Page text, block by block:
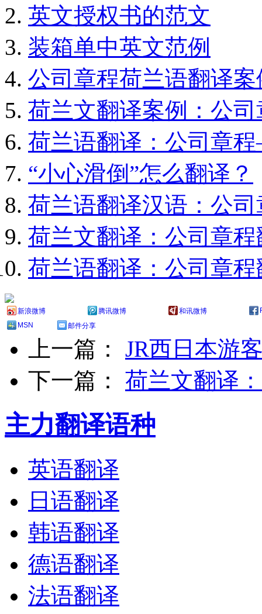
英文授权书的范文
装箱单中英文范例
公司章程荷兰语翻译
荷兰文翻译案例：公
荷兰语翻译：公司章
“小心滑倒”怎么翻译？
荷兰语翻译汉语：公
荷兰文翻译：公司章
荷兰语翻译：公司章
新浪微博 腾讯微博 和讯微博
MSN
邮件分享
上一篇： JR西日本游
下一篇： 荷兰文翻译
主力翻译语种
英语翻译
日语翻译
韩语翻译
德语翻译
法语翻译